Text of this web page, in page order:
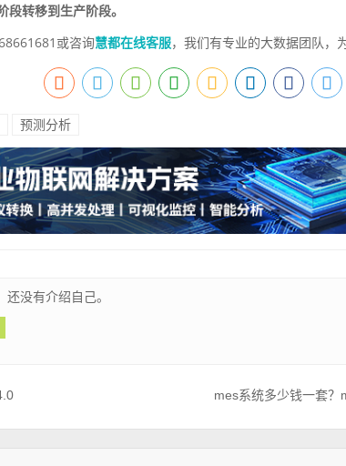
段转移到生产阶段。
或咨询慧都在线客服，我们有专业的大数据团队，
预测分析
没有介绍自己。
mes系统多少钱一套？